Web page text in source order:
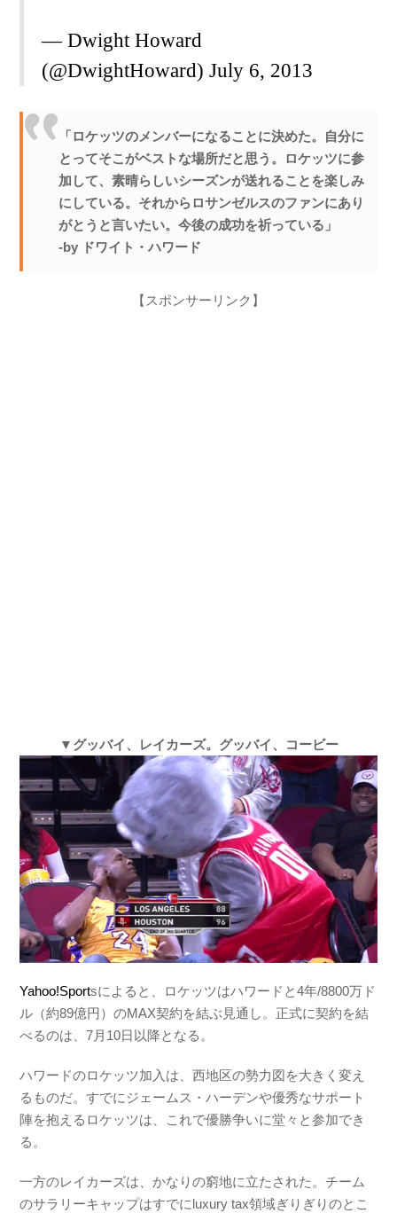
— Dwight Howard
(@DwightHoward) July 6, 2013
「ロケッツのメンバーになることに決めた。自分に
とってそこがベストな場所だと思う。ロケッツに参
加して、素晴らしいシーズンが送れることを楽しみ
にしている。それからロサンゼルスのファンにあり
がとうと言いたい。今後の成功を祈っている」
-by ドワイト・ハワード
【スポンサーリンク】
▼グッバイ、レイカーズ。グッバイ、コービー
Yahoo!Sportsによると、ロケッツはハワードと4年/8800万ド
ル（約89億円）のMAX契約を結ぶ見通し。正式に契約を結
べるのは、7月10日以降となる。
ハワードのロケッツ加入は、西地区の勢力図を大きく変え
るものだ。すでにジェームス・ハーデンや優秀なサポート
陣を抱えるロケッツは、これで優勝争いに堂々と参加でき
る。
一方のレイカーズは、かなりの窮地に立たされた。チーム
のサラリーキャップはすでにluxury tax領域ぎりぎりのとこ